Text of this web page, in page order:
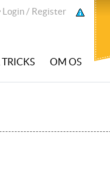
Login / Register
Login / Register
OM OS